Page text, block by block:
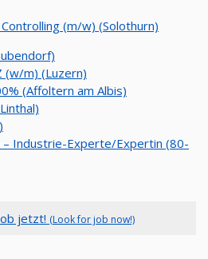
(m/w) (Solothurn)
(w/m) (Luzern)
(Affoltern am Albis)
Industrie-Experte/Expertin (80-
jetzt! (Look for job now!)